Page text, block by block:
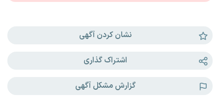
نشان کردن آگهی
اشتراک گذاری
گزارش مشکل آگهی